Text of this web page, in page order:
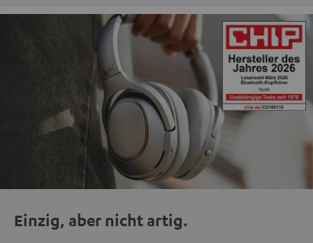
Einzig, aber nicht artig.